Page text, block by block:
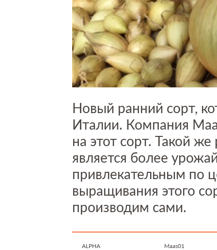
Новый ранний сорт,
Италии. Компания
на этот сорт. Такой
является более
привлекательным по
выращивания этого
производим сами.
ALPHA Maas01